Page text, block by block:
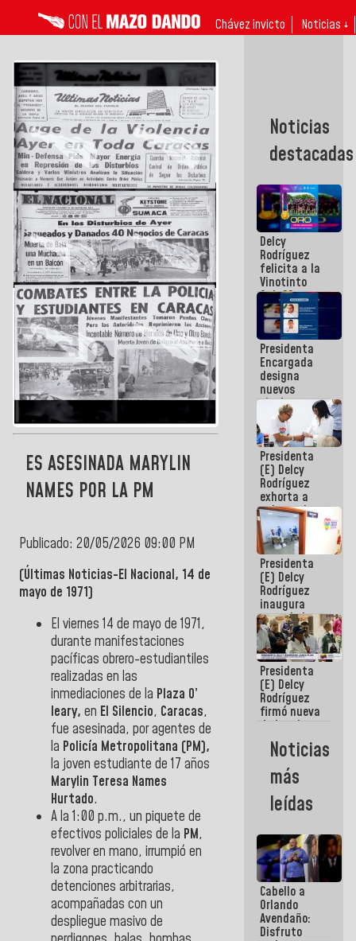
Chávez invicto Noticias ↓
ES ASESINADA MARYLIN
NAMES POR LA PM
Publicado: 20/05/2026 09:00 PM
(Últimas Noticias-El Nacional, 14 de
mayo de 1971)
El viernes 14 de mayo de 1971,
durante manifestaciones
pacíficas obrero-estudiantiles
realizadas en las
inmediaciones de la Plaza O’
leary, en El Silencio, Caracas,
fue asesinada, por agentes de
la Policía Metropolitana (PM),
la joven estudiante de 17 años
Marylin Teresa Names
Hurtado.
A la 1:00 p.m., un piquete de
efectivos policiales de la PM,
revolver en mano, irrumpió en
la zona practicando
detenciones arbitrarias,
acompañadas con un
despliegue masivo de
Noticias
destacadas
Delcy
Rodríguez
felicita a la
Vinotinto
Sub 20
campeona
frente
México Sub
23 en los
Centroamericanos
Presidenta
Encargada
designa
nuevos
titulares en
Viceministerio
de Energía
Eléctrica y
CORPOELEC
Presidenta
(E) Delcy
Rodríguez
exhorta a
gobernadores
y alcaldes a
edificar
casas para
abuelos
Presidenta
(E) Delcy
Rodríguez
inaugura
casa de los
Abuelos
Primavera
en Caracas
Presidenta
(E) Delcy
Rodríguez
firmó nueva
de Ley de
Arrendamiento
aprobada
por la AN
Noticias
más
leídas
Cabello a
Orlando
Avendaño:
Disfruto